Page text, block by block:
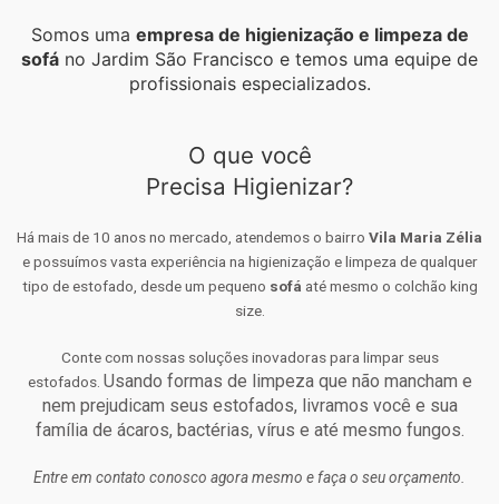
Somos uma empresa de higienização e limpeza de
sofá no Jardim São Francisco e temos uma equipe de
profissionais especializados.
O que você
Precisa Higienizar?
Há mais de 10 anos no mercado, atendemos o bairro Vila Maria Zélia
e possuímos vasta experiência na higienização e limpeza de qualquer
tipo de estofado, desde um pequeno sofá até mesmo o colchão king
size.
Conte com nossas soluções inovadoras para limpar seus
estofados. Usando formas de limpeza que não mancham e
nem prejudicam seus estofados, livramos você e sua
família de ácaros, bactérias, vírus e até mesmo fungos.
Entre em contato conosco agora mesmo e faça o seu orçamento.